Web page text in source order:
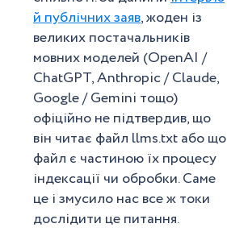
й публічних заяв, жоден із
великих постачальників
мовних моделей (OpenAI /
ChatGPT, Anthropic / Claude,
Google / Gemini тощо)
офіційно не підтвердив, що
він читає файл llms.txt або що
файл є частиною їх процесу
індексації чи обробки. Саме
це і змусило нас все ж токи
дослідити це питання.